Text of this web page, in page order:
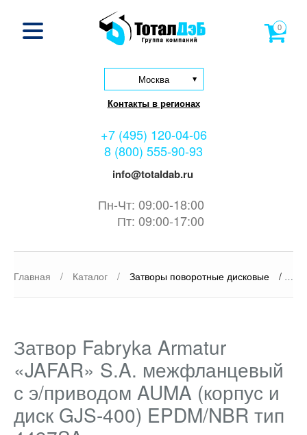
Москва
Контакты в регионах
+7 (495) 120-04-06
8 (800) 555-90-93
info@totaldab.ru
Пн-Чт: 09:00-18:00
Пт: 09:00-17:00
0
Главная / Каталог / Затворы поворотные дисковые /
Затвор Fabryka Armatur
«JAFAR» S.A. межфланцевый
с э/приводом AUMA (корпус и
диск GJS-400) EPDM/NBR тип